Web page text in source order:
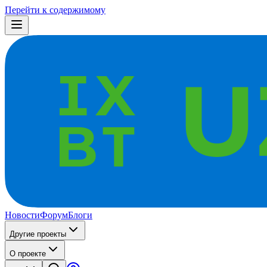
Перейти к содержимому
НовостиФорумБлоги
Другие проекты
О проекте